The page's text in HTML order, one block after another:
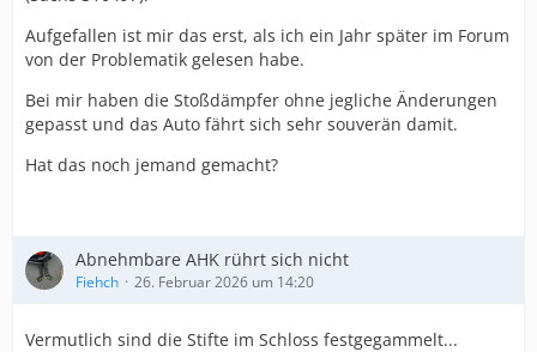
Aufgefallen ist mir das erst, als ich ein Jahr später im Forum
von der Problematik gelesen habe.
Bei mir haben die Stoßdämpfer ohne jegliche Änderungen
gepasst und das Auto fährt sich sehr souverän damit.
Hat das noch jemand gemacht?
Abnehmbare AHK rührt sich nicht
Fiehch 26. Februar 2026 um 14:20
Vermutlich sind die Stifte im Schloss festgegammelt...